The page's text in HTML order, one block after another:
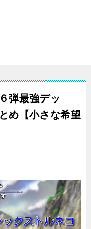
弾最強デッ
め【小さな希望